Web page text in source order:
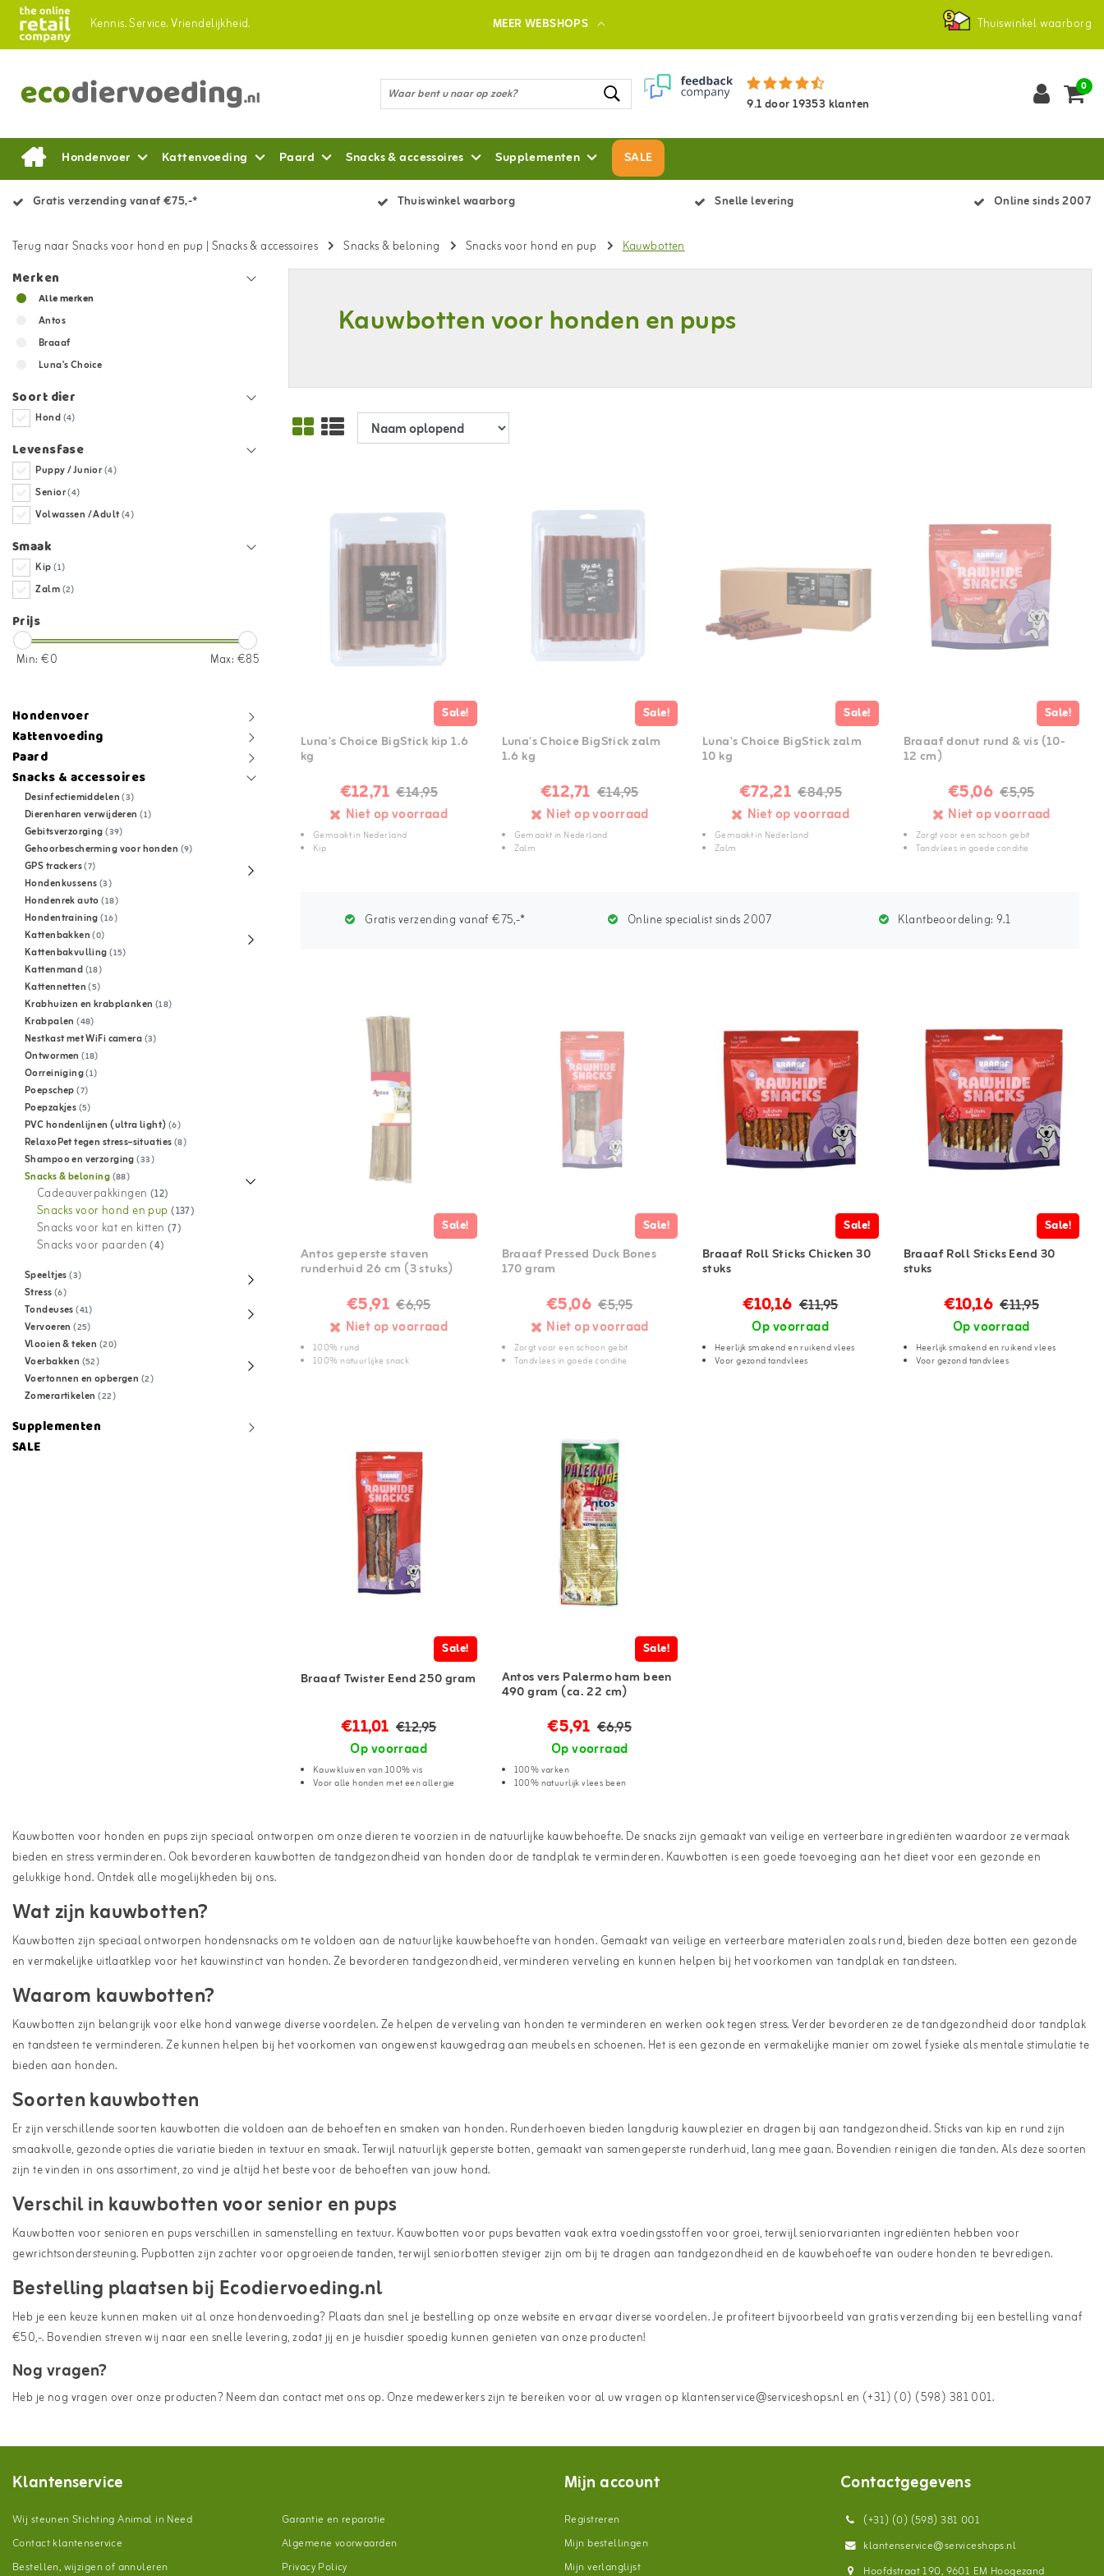
Kennis.Service.Vriendelijkheid. MEER WEBSHOPS Thuiswinkel waarborg
9.1door19353 klanten
0
Hondenvoer Kattenvoeding Paard Snacks & accessoires Supplementen SALE
Gratis verzending vanaf €75,-* Thuiswinkel waarborg Snelle levering Online sinds 2007
Terug naar Snacks voor hond en pup | Snacks & accessoires Snacks & beloning Snacks voor hond en pup Kauwbotten
Merken
Alle merken
Antos
Braaaf
Luna's Choice
Soort dier
Hond(4)
Levensfase
Puppy / Junior(4)
Senior(4)
Volwassen / Adult(4)
Smaak
Kip(1)
Zalm(2)
Prijs
Min: €0 Max: €85
Hondenvoer
Kattenvoeding
Paard
Snacks & accessoires
Desinfectiemiddelen(3)
Dierenharen verwijderen(1)
Gebitsverzorging(39)
Gehoorbescherming voor honden (9)
GPS trackers(7)
Hondenkussens(3)
Hondenrek auto(18)
Hondentraining(16)
Kattenbakken(0)
Kattenbakvulling(15)
Kattenmand(18)
Kattennetten(5)
Krabhuizen en krabplanken (18)
Krabpalen(48)
Nestkast met WiFi camera(3)
Ontwormen(18)
Oorreiniging(1)
Poepschep(7)
Poepzakjes(5)
PVC hondenlijnen (ultra light)(6)
RelaxoPet tegen stress–situaties(8)
Shampoo en verzorging(33)
Snacks & beloning(88)
Cadeauverpakkingen (12)
Snacks voor hond en pup(137)
Snacks voor kat en kitten (7)
Snacks voor paarden(4)
Speeltjes(3)
Stress(6)
Tondeuses(41)
Vervoeren(25)
Vlooien & teken (20)
Voerbakken (52)
Voertonnen en opbergen (2)
Zomerartikelen(22)
Supplementen
SALE
Kauwbotten voor honden en pups
Sale!
Luna's Choice BigStick kip 1.6
kg
€12,71 €14,95
Niet op voorraad
Gemaakt in Nederland
Kip
Sale!
Luna's Choice BigStick zalm
1.6 kg
€12,71 €14,95
Niet op voorraad
Gemaakt in Nederland
Zalm
Sale!
Luna's Choice BigStick zalm
10 kg
€72,21 €84,95
Niet op voorraad
Gemaakt in Nederland
Zalm
Sale!
Braaaf donut rund & vis (10-
12 cm)
€5,06 €5,95
Niet op voorraad
Zorgt voor een schoon gebit
Tandvlees in goede conditie
Gratis verzending vanaf €75,-* Online specialist sinds 2007 Klantbeoordeling:9.1
Sale!
Antos geperste staven
runderhuid 26 cm (3 stuks)
€5,91 €6,95
Niet op voorraad
100% rund
100% natuurlijke snack
Sale!
Braaaf Pressed Duck Bones
170 gram
€5,06 €5,95
Niet op voorraad
Zorgt voor een schoon gebit
Tandvlees in goede conditie
Sale!
Braaaf Roll Sticks Chicken 30
stuks
€10,16 €11,95
Op voorraad
Heerlijk smakend en ruikend vlees
Voor gezond tandvlees
Sale!
Braaaf Roll Sticks Eend 30
stuks
€10,16 €11,95
Op voorraad
Heerlijk smakend en ruikend vlees
Voor gezond tandvlees
Sale!
Braaaf Twister Eend 250 gram
€11,01 €12,95
Op voorraad
Kauwkluiven van 100% vis
Voor alle honden met een allergie
Sale!
Antos vers Palermo ham been
490 gram (ca. 22 cm)
€5,91 €6,95
Op voorraad
100% varken
100% natuurlijk vlees been
Kauwbotten voor honden en pups zijn speciaal ontworpen om onze dieren te voorzien in de natuurlijke kauwbehoefte. De snacks zijn gemaakt van veilige en verteerbare ingrediënten waardoor ze vermaak
bieden en stress verminderen. Ook bevorderen kauwbotten de tandgezondheid van honden door de tandplak te verminderen. Kauwbotten is een goede toevoeging aan het dieet voor een gezonde en
gelukkige hond. Ontdek alle mogelijkheden bij ons.
Wat zijn kauwbotten?
Kauwbotten zijn speciaal ontworpen hondensnacks om te voldoen aan de natuurlijke kauwbehoefte van honden. Gemaakt van veilige en verteerbare materialen zoals rund, bieden deze botten een gezonde
en vermakelijke uitlaatklep voor het kauwinstinct van honden. Ze bevorderen tandgezondheid, verminderen verveling en kunnen helpen bij het voorkomen van tandplak en tandsteen.
Waarom kauwbotten?
Kauwbotten zijn belangrijk voor elke hond vanwege diverse voordelen. Ze helpen de verveling van honden te verminderen en werken ook tegen stress. Verder bevorderen ze de tandgezondheid door tandplak
en tandsteen te verminderen. Ze kunnen helpen bij het voorkomen van ongewenst kauwgedrag aan meubels en schoenen. Het is een gezonde en vermakelijke manier om zowel fysieke als mentale stimulatie te
bieden aan honden.
Soorten kauwbotten
Er zijn verschillende soorten kauwbotten die voldoen aan de behoeften en smaken van honden. Runderhoeven bieden langdurig kauwplezier en dragen bij aan tandgezondheid. Sticks van kip en rund zijn
smaakvolle, gezonde opties die variatie bieden in textuur en smaak. Terwijl natuurlijk geperste botten, gemaakt van samengeperste runderhuid, lang mee gaan. Bovendien reinigen die tanden. Als deze soorten
zijn te vinden in ons assortiment, zo vind je altijd het beste voor de behoeften van jouw hond.
Verschil in kauwbotten voor senior en pups
Kauwbotten voor senioren en pups verschillen in samenstelling en textuur. Kauwbotten voor pups bevatten vaak extra voedingsstoffen voor groei, terwijl seniorvarianten ingrediënten hebben voor
gewrichtsondersteuning. Pupbotten zijn zachter voor opgroeiende tanden, terwijl seniorbotten steviger zijn om bij te dragen aan tandgezondheid en de kauwbehoefte van oudere honden te bevredigen.
Bestelling plaatsen bij Ecodiervoeding.nl
Heb je een keuze kunnen maken uit al onze hondenvoeding? Plaats dan snel je bestelling op onze website en ervaar diverse voordelen. Je profiteert bijvoorbeeld van gratis verzending bij een bestelling vanaf
€50,-. Bovendien streven wij naar een snelle levering, zodat jij en je huisdier spoedig kunnen genieten van onze producten!
Nog vragen?
Heb je nog vragen over onze producten? Neem dan contact met ons op. Onze medewerkers zijn te bereiken voor al uw vragen op klantenservice@serviceshops.nl en (+31) (0) (598) 381 001.
Klantenservice
Wij steunen Stichting Animal in Need
Contact klantenservice
Bestellen, wijzigen of annuleren
Garantie en reparatie
Algemene voorwaarden
Privacy Policy
Mijn account
Registreren
Mijn bestellingen
Mijn verlanglijst
Contactgegevens
(+31) (0) (598) 381 001
klantenservice@serviceshops.nl
Hoofdstraat 190, 9601 EM Hoogezand